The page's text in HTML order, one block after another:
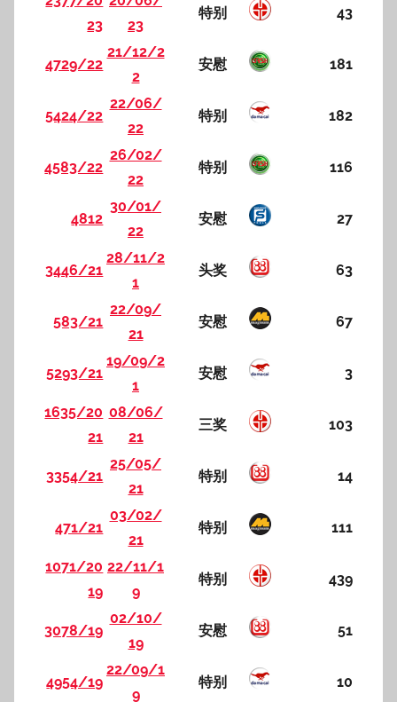
23
23
特别 43
4729/22
21/12/2
2
安慰 181
5424/22
22/06/
22
特别 182
4583/22
26/02/
22
特别 116
4812
30/01/
22
安慰 27
3446/21
28/11/2
1
头奖 63
583/21
22/09/
21
安慰 67
5293/21
19/09/2
1
安慰 3
1635/20
21
08/06/
21
三奖 103
3354/21
25/05/
21
特别 14
471/21
03/02/
21
特别 111
1071/20
19
22/11/1
9
特别 439
3078/19
02/10/
19
安慰 51
4954/19
22/09/1
9
特别 10